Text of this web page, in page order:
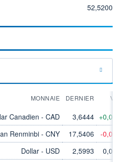
52,5200
MONNAIE DERNIER
Canadien - CAD 3,6444
Renminbi - CNY 17,5406 -
Dollar - USD 2,5993